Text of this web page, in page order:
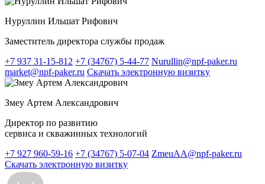
Нуруллин Ильшат Рифович
Заместитель директора службы продаж
+7 937 31-15-812 +7 (34767) 5-44-77 Nurullin@npf-paker.ru
market@npf-paker.ru Скачать электронную визитку
Змеу Артем Александрович
Директор по развитию
сервиса и скважинных технологий
+7 927 960-59-16 +7 (34767) 5-07-04 ZmeuAA@npf-paker.ru
Скачать электронную визитку